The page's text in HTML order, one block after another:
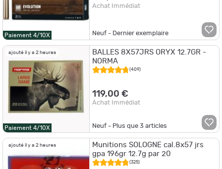
Paiement 4/10X
Achat Immédiat
Neuf - Dernier exemplaire
ajouté il y a 2 heures
Paiement 4/10X
BALLES 8X57JRS ORYX 12.7GR -
NORMA
(409)
119,00 €
Achat Immédiat
Neuf - Plus que3 articles
ajouté il y a 2 heures
Munitions SOLOGNE cal.8x57 jrs
gpa 196gr 12.7g par 20
(325)